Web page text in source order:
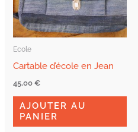
Ecole
Cartable d’école en Jean
45,00€
AJOUTER AU
PANIER